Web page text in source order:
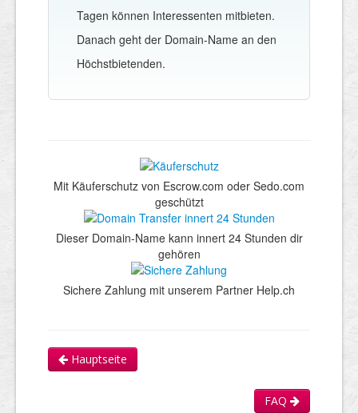
Tagen können Interessenten mitbieten.
Danach geht der Domain-Name an den
Höchstbietenden.
Mit Käuferschutz von Escrow.com oder Sedo.com
geschützt
Dieser Domain-Name kann innert 24 Stunden dir
gehören
Sichere Zahlung mit unserem Partner Help.ch
Hauptseite
FAQ